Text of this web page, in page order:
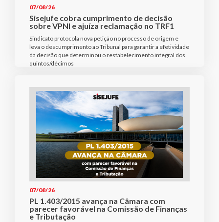
07/08/26
Sisejufe cobra cumprimento de decisão
sobre VPNI e ajuíza reclamação no TRF1
Sindicato protocola nova petição no processo de origem e
leva o descumprimento ao Tribunal para garantir a efetividade
da decisão que determinou o restabelecimento integral dos
quintos/décimos
07/08/26
PL 1.403/2015 avança na Câmara com
parecer favorável na Comissão de Finanças
e Tributação